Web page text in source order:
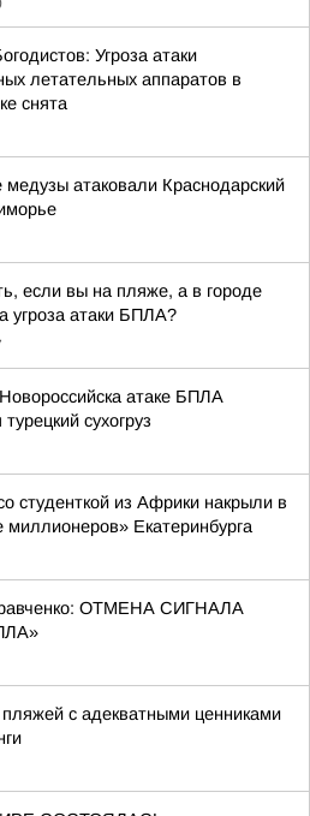
Угроза атаки
летательных аппаратов в
снята
атаковали Краснодарский
если вы на пляже, а в городе
угроза атаки БПЛА?
атаке БПЛА
сухогруз
студенткой из Африки накрыли в
миллионеров» Екатеринбурга
ОТМЕНА СИГНАЛА
с адекватными ценниками